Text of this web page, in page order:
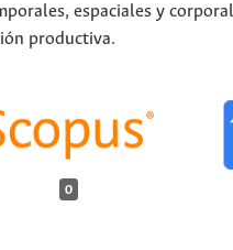
espaciales y
productiva.
0